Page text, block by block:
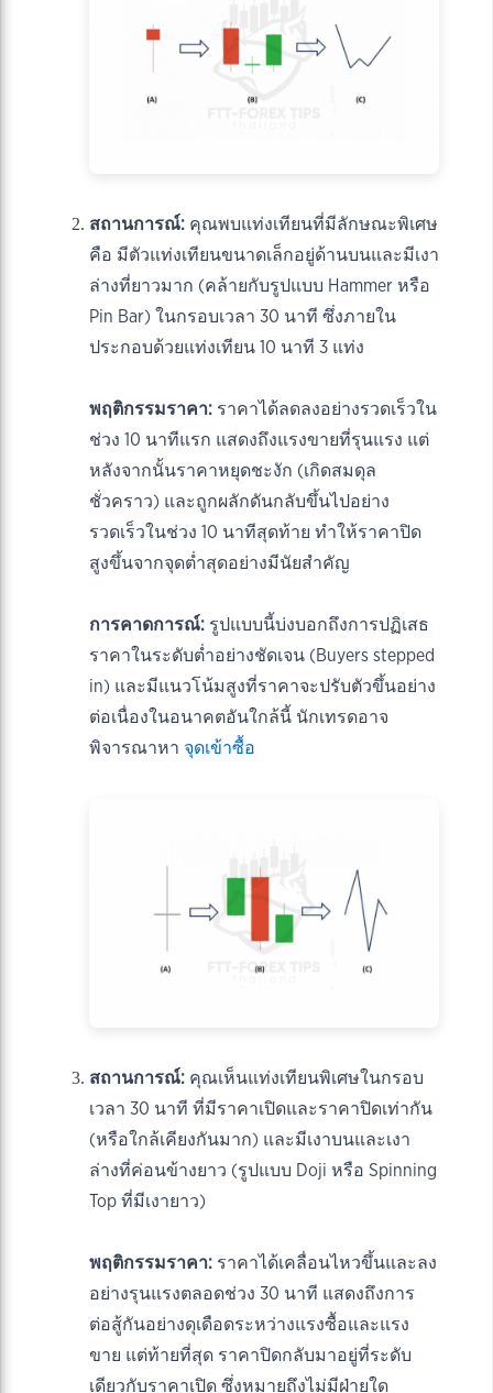
สถานการณ์: คุณพบแท่งเทียนที่มีลักษณะพิเศษ
คือ มีตัวแท่งเทียนขนาดเล็กอยู่ด้านบนและมีเงา
ล่างที่ยาวมาก (คล้ายกับรูปแบบ Hammer หรือ
Pin Bar) ในกรอบเวลา 30 นาที ซึ่งภายใน
ประกอบด้วยแท่งเทียน 10 นาที 3 แท่ง
พฤติกรรมราคา: ราคาได้ลดลงอย่างรวดเร็วใน
ช่วง 10 นาทีแรก แสดงถึงแรงขายที่รุนแรง แต่
หลังจากนั้นราคาหยุดชะงัก (เกิดสมดุล
ชั่วคราว) และถูกผลักดันกลับขึ้นไปอย่าง
รวดเร็วในช่วง 10 นาทีสุดท้าย ทำให้ราคาปิด
สูงขึ้นจากจุดต่ำสุดอย่างมีนัยสำคัญ
การคาดการณ์: รูปแบบนี้บ่งบอกถึงการปฏิเสธ
ราคาในระดับต่ำอย่างชัดเจน (Buyers stepped
in) และมีแนวโน้มสูงที่ราคาจะปรับตัวขึ้นอย่าง
ต่อเนื่องในอนาคตอันใกล้นี้ นักเทรดอาจ
พิจารณาหา จุดเข้าซื้อ
สถานการณ์: คุณเห็นแท่งเทียนพิเศษในกรอบ
เวลา 30 นาที ที่มีราคาเปิดและราคาปิดเท่ากัน
(หรือใกล้เคียงกันมาก) และมีเงาบนและเงา
ล่างที่ค่อนข้างยาว (รูปแบบ Doji หรือ Spinning
Top ที่มีเงายาว)
พฤติกรรมราคา: ราคาได้เคลื่อนไหวขึ้นและลง
อย่างรุนแรงตลอดช่วง 30 นาที แสดงถึงการ
ต่อสู้กันอย่างดุเดือดระหว่างแรงซื้อและแรง
ขาย แต่ท้ายที่สุด ราคาปิดกลับมาอยู่ที่ระดับ
เดียวกับราคาเปิด ซึ่งหมายถึงไม่มีฝ่ายใด